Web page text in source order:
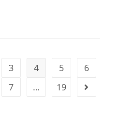
3 4 5
6
7
… 19 Ir para a